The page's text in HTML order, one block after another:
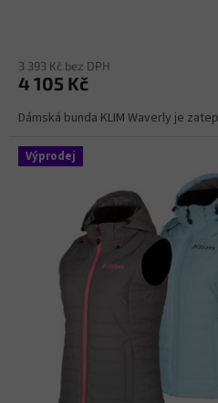
3 393 Kč bez DPH
4 105 Kč
Dámská bunda KLIM Waverly je
Výprodej